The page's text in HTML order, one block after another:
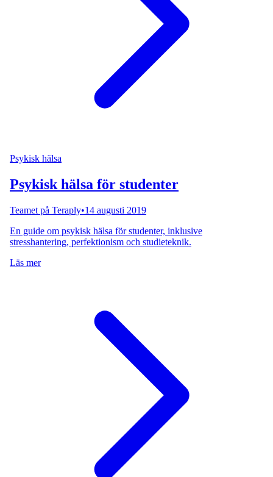
Psykisk hälsa
Psykisk hälsa för studenter
Teamet på Teraply•14 augusti 2019
En guide om psykisk hälsa för studenter, inklusive
stresshantering, perfektionism och studieteknik.
Läs mer